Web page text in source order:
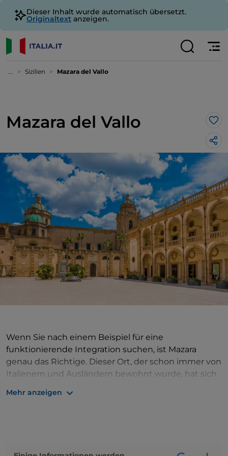
Dieser Inhalt wurde automatisch übersetzt.
Originaltext anzeigen.
... Sizilien Mazara del Vallo
Mazara del Vallo
Wenn Sie nach einem Beispiel für eine
funktionierende Integration suchen, ist Mazara
genau das Richtige. Dieser Ort, der schon immer von
Italienern und Ausländern bewohnt wurde, hat sich
der Vergangenheit entspricht und die Architektur
Mehr anzeigen